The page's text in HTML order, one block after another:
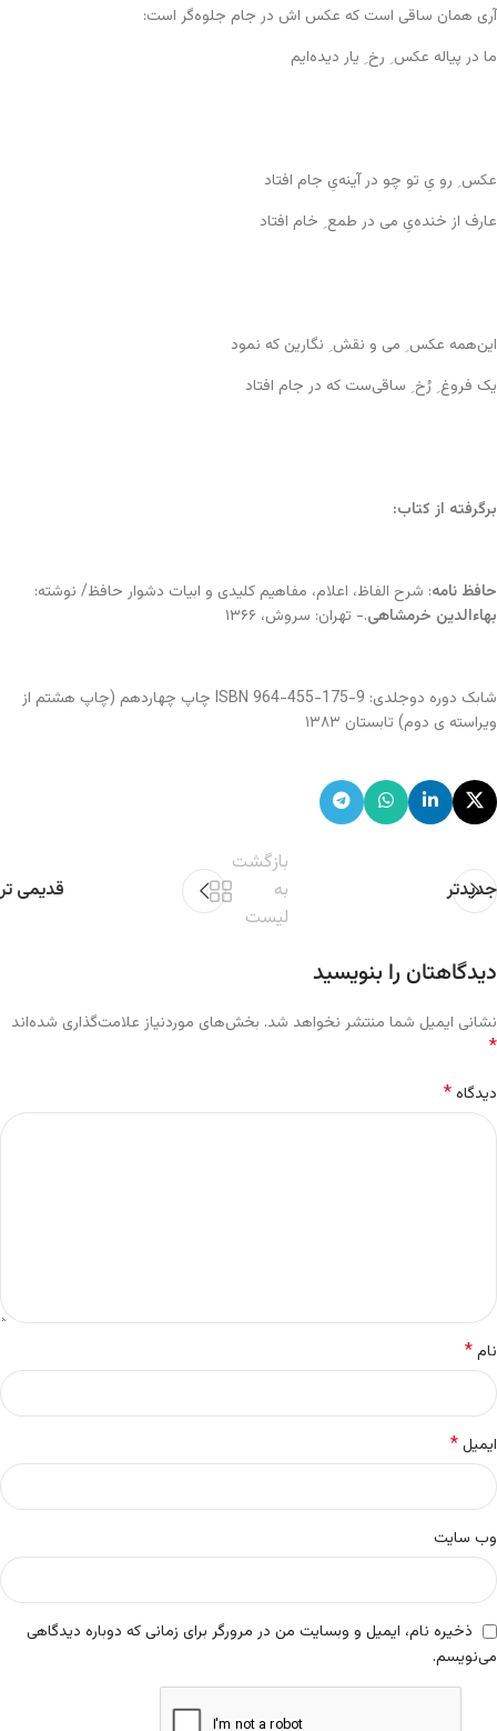
آری همان ساقی است که عکس اش در جام جلوه‌گر است:
ما در پیاله عکس ِ رخ ِ یار دیده‌ایم
عکس ِ رو یِ تو چو در آینه‌یِ جام افتاد
عارف از خنده‌یِ می در طمع ِ خام افتاد
این‌همه عکس ِ می و نقش ِ نگارین که نمود
یک فروغ ِ رُخ ِ ساقی‌ست که در جام افتاد
برگرفته از کتاب:
حافظ نامه: شرح الفاظ، اعلام، مفاهیم کلیدی و ابیات دشوار حافظ/ نوشته:
بهاء‌الدین خرمشاهی.- تهران: سروش، ۱۳۶۶
شابک دوره دوجلدی: ISBN 964-455-175-9 چاپ چهاردهم (چاپ هشتم از
ویراسته ی دوم) تابستان ۱۳۸۳
جدیدتر
بازگشت
به
لیست
قدیمی تر
دیدگاهتان را بنویسید
نشانی ایمیل شما منتشر نخواهد شد. بخش‌های موردنیاز علامت‌گذاری شده‌اند
*
دیدگاه*
نام*
ایمیل*
وب‌ سایت
ذخیره نام، ایمیل و وبسایت من در مرورگر برای زمانی که دوباره دیدگاهی
می‌نویسم.